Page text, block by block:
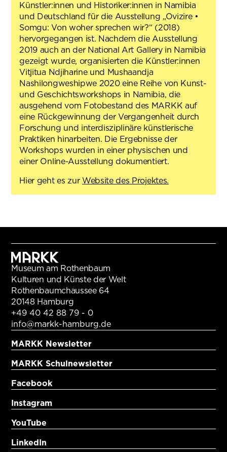
Künstler:innen und Historiker:innen in Namibia
und Deutschland für die Ausstellung „Ovizire •
Somgu: Von woher sprechen wir?“ (2018)
hervorgegangen ist. Nachdem die Ausstellung
2019 auch an der National Art Gallery in Namibia
gezeigt wurde, organisierten die Künstler:innen
Vitjitua Ndjiharine und Mushaandja
Nashilongweshipwe 2020 eine Reihe von Kunst-
und Geschichtsworkshops in Namibia, die
ausgehend vom Fotobestand des MARKK auf
eine Rückgewinnung der Vergangenheit durch
Forschung und interdisziplinäre künstlerische
Praktiken hinarbeiten. Die Ergebnisse der
Workshops wurden in einer physischen und
einer Online-Ausstellung dokumentiert.
Hier geht es zur Website des Projektes.
Museum am Rothenbaum
Kulturen und Künste der Welt
Rothenbaumchaussee 64
20148 Hamburg
+49 40 42 88 79 - 0
info@markk-hamburg.de
MARKK Newsletter
MARKK Schulnewsletter
Facebook
Instagram
YouTube
LinkedIn